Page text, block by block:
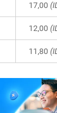
17,00
12,00
11,80